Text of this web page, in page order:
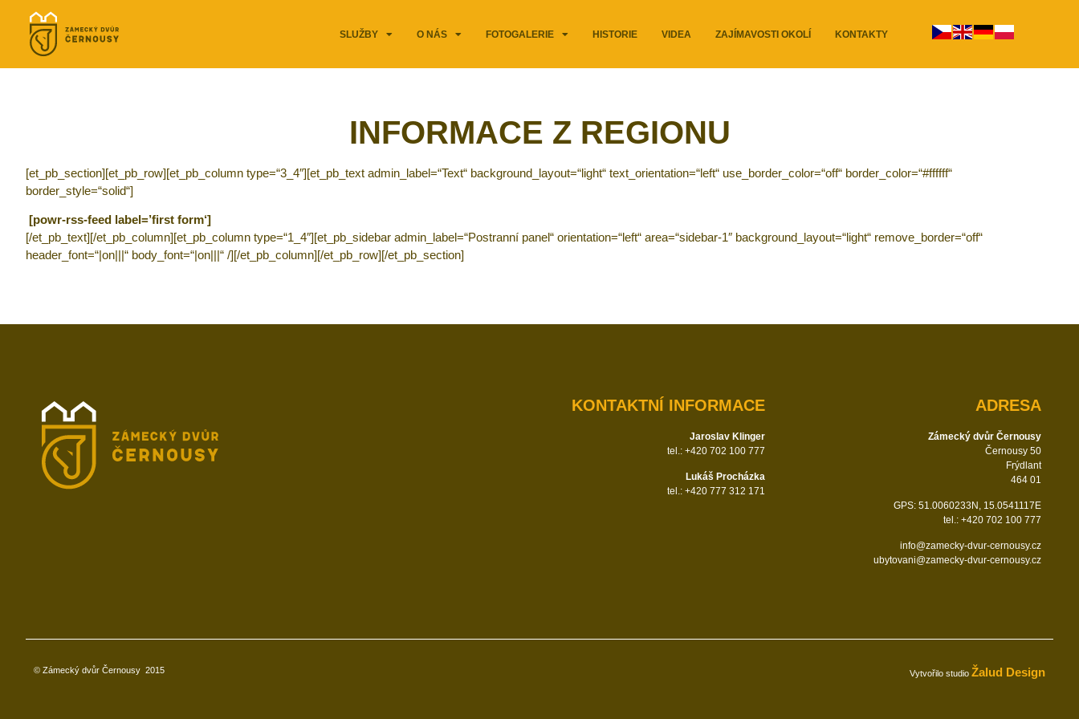
SLUŽBY O NÁS FOTOGALERIE HISTORIE VIDEA ZAJÍMAVOSTI OKOLÍ KONTAKTY
INFORMACE Z REGIONU
[et_pb_section][et_pb_row][et_pb_column type=“3_4″][et_pb_text admin_label=“Text“ background_layout=“light“ text_orientation=“left“ use_border_color=“off“ border_color=“#ffffff“
border_style=“solid“]
[powr-rss-feed label=’first form‘]
[/et_pb_text][/et_pb_column][et_pb_column type=“1_4″][et_pb_sidebar admin_label=“Postranní panel“ orientation=“left“ area=“sidebar-1″ background_layout=“light“ remove_border=“off“
header_font=“|on|||“ body_font=“|on|||“ /][/et_pb_column][/et_pb_row][/et_pb_section]
KONTAKTNÍ INFORMACE
Jaroslav Klinger
tel.: +420 702 100 777
Lukáš Procházka
tel.: +420 777 312 171
ADRESA
Zámecký dvůr Černousy
Černousy 50
Frýdlant
464 01
GPS: 51.0060233N, 15.0541117E
tel.: +420 702 100 777
info@zamecky-dvur-cernousy.cz
ubytovani@zamecky-dvur-cernousy.cz
© Zámecký dvůr Černousy 2015 Vytvořilo studio Žalud Design